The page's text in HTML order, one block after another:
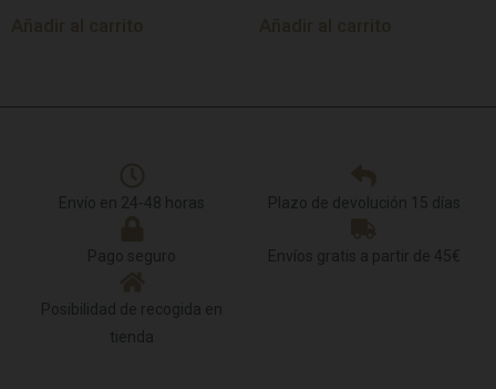
Envío en 24-48 horas Plazo de devolución 15 días
Pago seguro Envíos gratis a partir de 45€
Posibilidad de recogida en
tienda